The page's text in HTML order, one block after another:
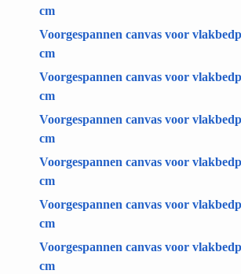
cm
Voorgespannen canvas voor
cm
Voorgespannen canvas voor
cm
Voorgespannen canvas voor
cm
Voorgespannen canvas voor
cm
Voorgespannen canvas voor
cm
Voorgespannen canvas voor
cm